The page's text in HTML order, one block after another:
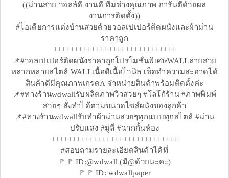
((ม่านสวย วอลล์ดี งานดี ทีมช่างคุณภาพ การันตีด้วยผล
งานการติดตั้ง))
#ไอเดียการแต่งบ้านสวยด้วยวอลเปเปอร์ติดผนังและผ้าม่าน
ราคาถูก
+++++++++++++++++++++++++++++
📌#วอลเปเปอร์ติดผนังราคาถูกโปรโมชั่นพิเศษWALLลายสวย
หลากหลายสไตล์ WALLเนื้อดีเนื้อไวนิล เช็ดทำความสะอาดได้
สินค้าดีมีคุณภาพเกรดA จำหน่ายสินค้าพร้อมติดตั้งค่ะ
📌#ทางร้านwdwallรับผลิตภาพวิวสวยๆ #โลโก้ร้าน #ภาพพิมพ์
สวยๆ สั่งทำได้ตามขนาดไซส์ผนังของลูกค้า
📌#ทางร้านwdwallรับทำผ้าม่านสวยๆทุกแบบทุกสไตล์ #ม่าน
ปรับแสง #มู่ลี่ #ฉากกั้นห้อง
++++++++++++++++++++++++++++++
#สอบถามรายละเอียดสินค้าได้ที่
🚩🚩 ID:@wdwall (มี@ด้วยนะคะ)
🚩🚩 ID: wdwallpaper